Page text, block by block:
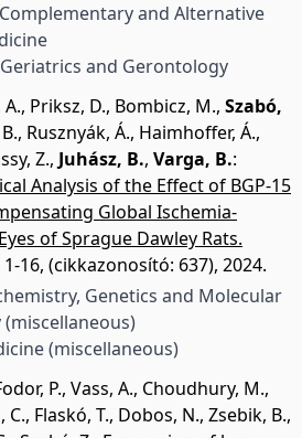
and Alternative
and Gerontology
, Priksz, D., Bombicz, M., Szabó,
, Rusznyák, Á., Haimhoffer, Á.,
Z., Juhász, B., Varga, B.:
Analysis of the Effect of BGP-15
Global Ischemia-
of Sprague Dawley Rats.
1-16, (cikkazonosító: 637), 2024.
Genetics and Molecular
(miscellaneous)
(miscellaneous)
P., Vass, A., Choudhury, M.,
C., Flaskó, T., Dobos, N., Zsebik, B.,